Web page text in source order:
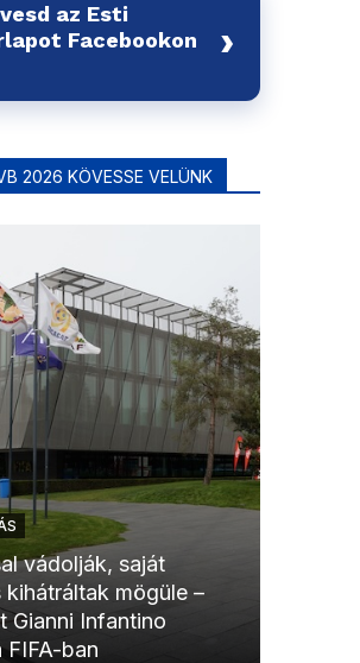
az Esti
Facebookon
›
2026 KÖVESSE VELÜNK
vádolják, saját
mögüle –
Gianni Infantino
FIFA-ban